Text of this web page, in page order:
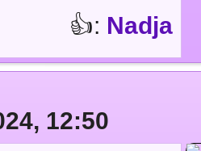
👍: Nadja
12:50